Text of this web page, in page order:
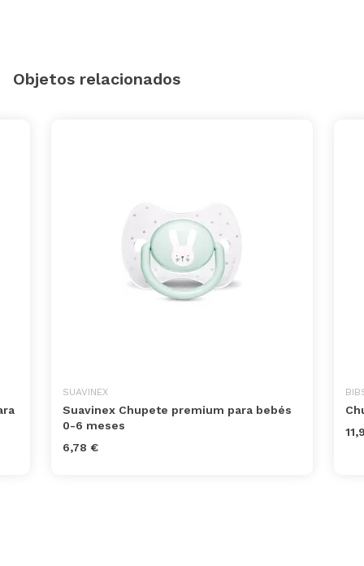
Objetos relacionados
SUAVINEX
Suavinex Chupete premium para bebés
0-6 meses
6,78 €